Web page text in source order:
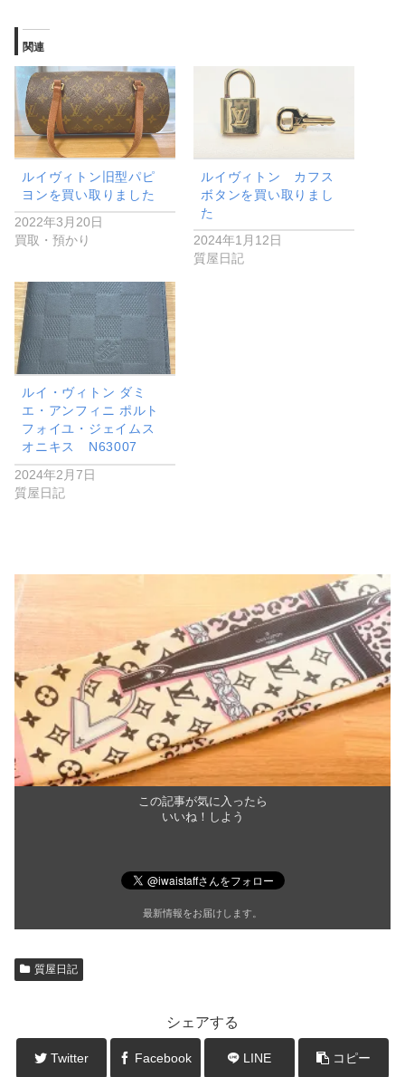
関連
ルイヴィトン旧型パピ
ヨンを買い取りました
2022年3月20日
買取・預かり
ルイヴィトン カフス
ボタンを買い取りまし
た
2024年1月12日
質屋日記
ルイ・ヴィトン ダミ
エ・アンフィニ ポルト
フォイユ・ジェイムス
オニキス N63007
2024年2月7日
質屋日記
この記事が気に入ったら
いいね！しよう
最新情報をお届けします。
質屋日記
シェアする
Twitter Facebook LINE コピー